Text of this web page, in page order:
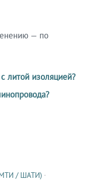
— по
литой изоляцией?
/ ШАТИ) ·